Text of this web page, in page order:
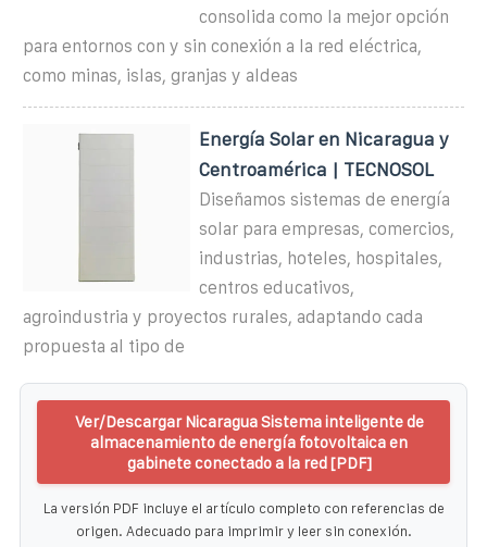
consolida como la mejor opción
para entornos con y sin conexión a la red eléctrica,
como minas, islas, granjas y aldeas
Energía Solar en Nicaragua y
Centroamérica | TECNOSOL
Diseñamos sistemas de energía
solar para empresas, comercios,
industrias, hoteles, hospitales,
centros educativos,
agroindustria y proyectos rurales, adaptando cada
propuesta al tipo de
Ver/Descargar Nicaragua Sistema inteligente de
almacenamiento de energía fotovoltaica en
gabinete conectado a la red [PDF]
La versión PDF incluye el artículo completo con referencias de
origen. Adecuado para imprimir y leer sin conexión.